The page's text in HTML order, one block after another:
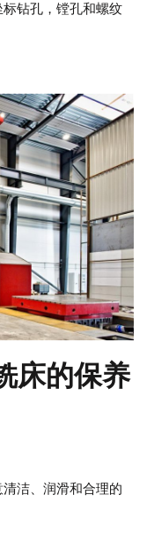
钻孔，镗孔和螺纹
床的保养
洁、润滑和合理的